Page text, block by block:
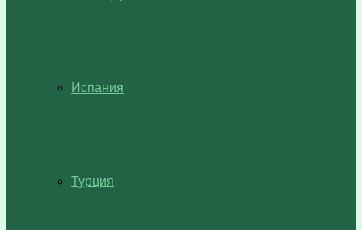
Испания
Турция